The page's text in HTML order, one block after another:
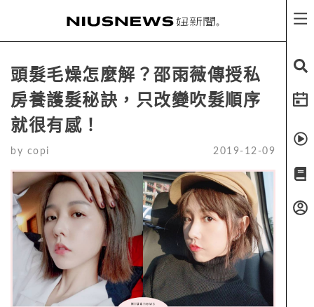
頭髮毛燥怎麼解？邵雨薇傳授私
房養護髮秘訣，只改變吹髮順序
就很有感！
by copi 2019-12-09